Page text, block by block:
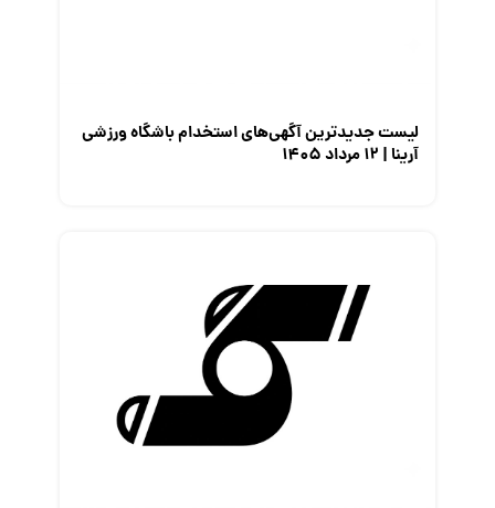
لیست جدیدترین آگهی‌های استخدام باشگاه ورزشی
آرینا | ۱۲ مرداد ۱۴۰۵